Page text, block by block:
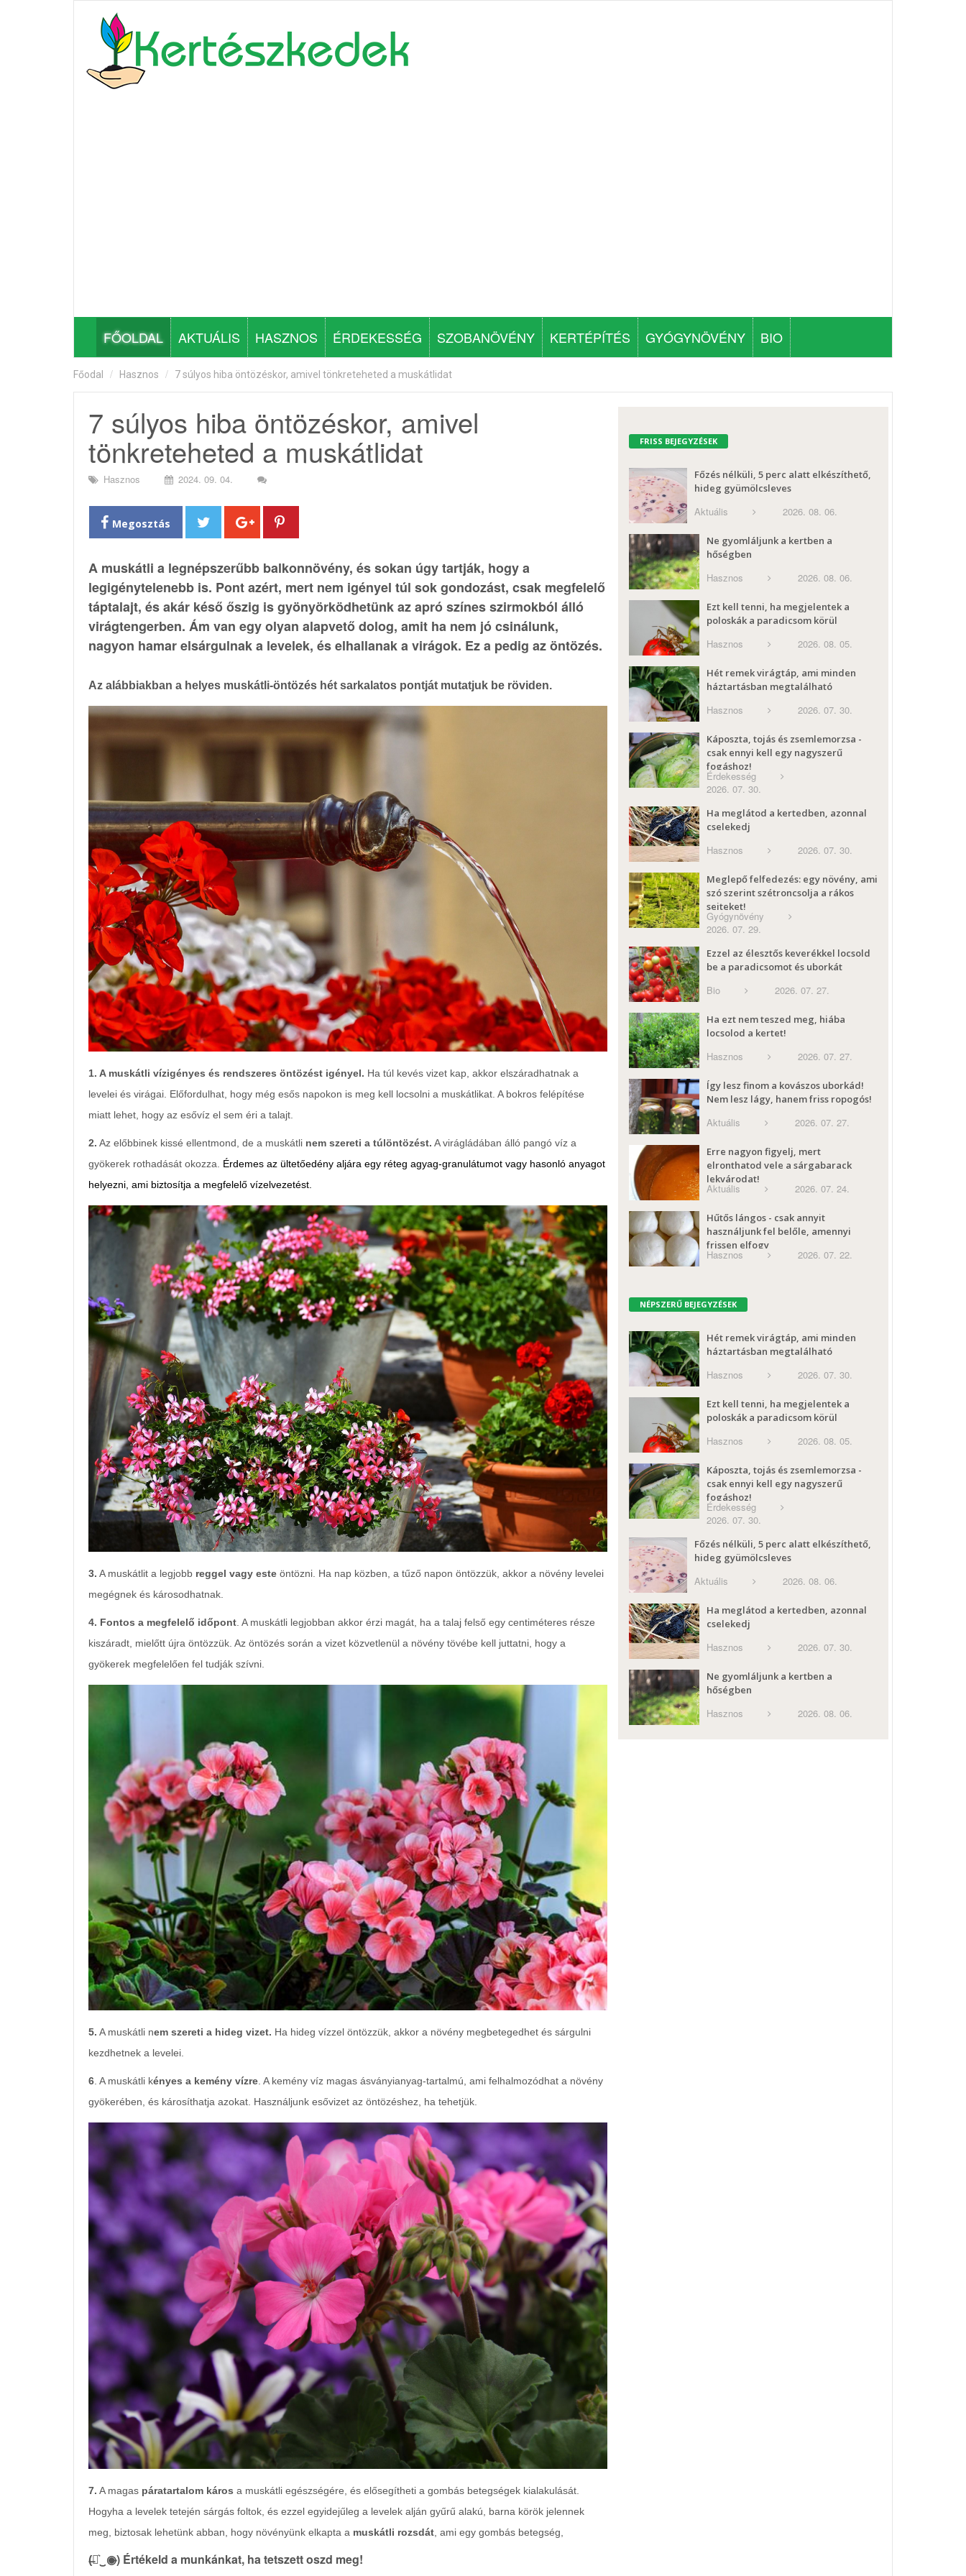
FŐOLDAL AKTUÁLIS HASZNOS ÉRDEKESSÉG SZOBANÖVÉNY KERTÉPÍTÉS GYÓGYNÖVÉNY BIO
Főodal Hasznos 7 súlyos hiba öntözéskor, amivel tönkreteheted a muskátlidat
7 súlyos hiba öntözéskor, amivel
tönkreteheted a muskátlidat
Hasznos 2024. 09. 04.
Megosztás
A muskátli a legnépszerűbb balkonnövény, és sokan úgy tartják, hogy a
legigénytelenebb is. Pont azért, mert nem igényel túl sok gondozást, csak megfelelő
táptalajt, és akár késő őszig is gyönyörködhetünk az apró színes szirmokból álló
virágtengerben. Ám van egy olyan alapvető dolog, amit ha nem jó csinálunk,
nagyon hamar elsárgulnak a levelek, és elhallanak a virágok. Ez a pedig az öntözés.
Az alábbiakban a helyes muskátli-öntözés hét sarkalatos pontját mutatjuk be röviden.
1. A muskátli vízigényes és rendszeres öntözést igényel. Ha túl kevés vizet kap, akkor elszáradhatnak a
levelei és virágai. Előfordulhat, hogy még esős napokon is meg kell locsolni a muskátlikat. A bokros felépítése
miatt lehet, hogy az esővíz el sem éri a talajt.
2. Az előbbinek kissé ellentmond, de a muskátli nem szereti a túlöntözést. A virágládában álló pangó víz a
gyökerek rothadását okozza. Érdemes az ültetőedény aljára egy réteg agyag-granulátumot vagy hasonló anyagot
helyezni, ami biztosítja a megfelelő vízelvezetést.
3. A muskátlit a legjobb reggel vagy este öntözni. Ha nap közben, a tűző napon öntözzük, akkor a növény levelei
megégnek és károsodhatnak.
4. Fontos a megfelelő időpont . A muskátli legjobban akkor érzi magát, ha a talaj felső egy centiméteres része
kiszáradt, mielőtt újra öntözzük. Az öntözés során a vizet közvetlenül a növény tövébe kell juttatni, hogy a
gyökerek megfelelően fel tudják szívni.
5. A muskátli nem szereti a hideg vizet. Ha hideg vízzel öntözzük, akkor a növény megbetegedhet és sárgulni
kezdhetnek a levelei.
6. A muskátli kényes a kemény vízre. A kemény víz magas ásványianyag-tartalmú, ami felhalmozódhat a növény
gyökerében, és károsíthatja azokat. Használjunk esővizet az öntözéshez, ha tehetjük.
7. A magas páratartalom káros a muskátli egészségére, és elősegítheti a gombás betegségek kialakulását.
Hogyha a levelek tetején sárgás foltok, és ezzel egyidejűleg a levelek alján gyűrű alakú, barna körök jelennek
meg, biztosak lehetünk abban, hogy növényünk elkapta a muskátli rozsdát , ami egy gombás betegség,
(̶◉͛‿◉̶) Értékeld a munkánkat, ha tetszett oszd meg!
FRISS BEJEGYZÉSEK
Főzés nélküli, 5 perc alatt elkészíthető,
hideg gyümölcsleves
Aktuális 2026. 08. 06.
Ne gyomláljunk a kertben a
hőségben
Hasznos 2026. 08. 06.
Ezt kell tenni, ha megjelentek a
poloskák a paradicsom körül
Hasznos 2026. 08. 05.
Hét remek virágtáp, ami minden
háztartásban megtalálható
Hasznos 2026. 07. 30.
Káposzta, tojás és zsemlemorzsa -
csak ennyi kell egy nagyszerű
fogáshoz!
Érdekesség
2026. 07. 30.
Ha meglátod a kertedben, azonnal
cselekedj
Hasznos 2026. 07. 30.
Meglepő felfedezés: egy növény, ami
szó szerint szétroncsolja a rákos
sejteket!
Gyógynövény
2026. 07. 29.
Ezzel az élesztős keverékkel locsold
be a paradicsomot és uborkát
Bio 2026. 07. 27.
Ha ezt nem teszed meg, hiába
locsolod a kertet!
Hasznos 2026. 07. 27.
Így lesz finom a kovászos uborkád!
Nem lesz lágy, hanem friss ropogós!
Aktuális 2026. 07. 27.
Erre nagyon figyelj, mert
elronthatod vele a sárgabarack
lekvárodat!
Aktuális 2026. 07. 24.
Hűtős lángos - csak annyit
használjunk fel belőle, amennyi
frissen elfogy
Hasznos 2026. 07. 22.
NÉPSZERŰ BEJEGYZÉSEK
Hét remek virágtáp, ami minden
háztartásban megtalálható
Hasznos 2026. 07. 30.
Ezt kell tenni, ha megjelentek a
poloskák a paradicsom körül
Hasznos 2026. 08. 05.
Káposzta, tojás és zsemlemorzsa -
csak ennyi kell egy nagyszerű
fogáshoz!
Érdekesség
2026. 07. 30.
Főzés nélküli, 5 perc alatt elkészíthető,
hideg gyümölcsleves
Aktuális 2026. 08. 06.
Ha meglátod a kertedben, azonnal
cselekedj
Hasznos 2026. 07. 30.
Ne gyomláljunk a kertben a
hőségben
Hasznos 2026. 08. 06.